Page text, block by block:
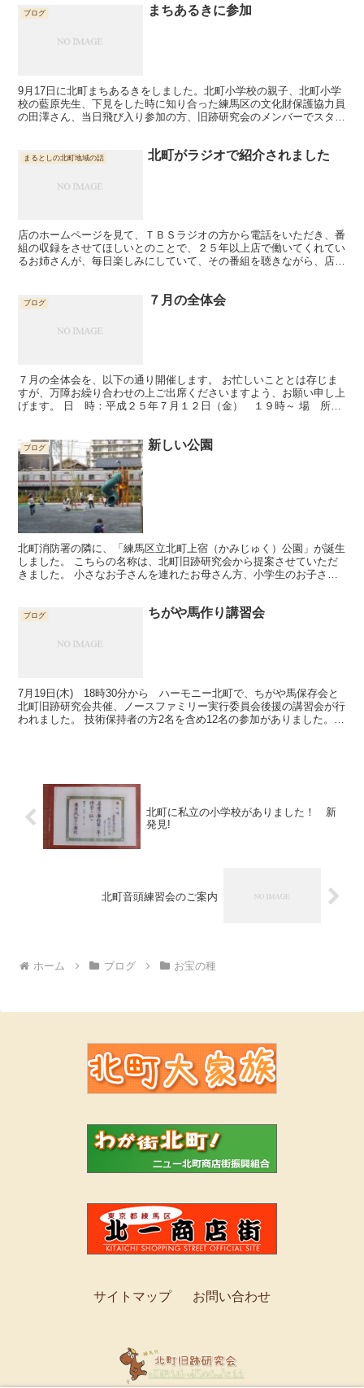
ブログ まちあるきに参加
9月17日に北町まちあるきをしました。北町小学校の親子、北町小学
校の藍原先生、下見をした時に知り合った練馬区の文化財保護協力員
の田澤さん、当日飛び入り参加の方、旧跡研究会のメンバーでスター
まるとしの北町地域の話 北町がラジオで紹介されました
店のホームページを見て、ＴＢＳラジオの方から電話をいただき、番
組の収録をさせてほしいとのことで、２５年以上店で働いてくれてい
るお姉さんが、毎日楽しみにしていて、その番組を聴きながら、店の
ブログ ７月の全体会
７月の全体会を、以下の通り開催します。 お忙しいこととは存じま
すが、万障お繰り合わせの上ご出席くださいますよう、お願い申し上
げます。 日 時：平成２５年７月１２日（金） １９時～ 場 所：
ブログ 新しい公園
北町消防署の隣に、「練馬区立北町上宿（かみじゅく）公園」が誕生
しました。 こちらの名称は、北町旧跡研究会から提案させていただ
きました。 小さなお子さんを連れたお母さん方、小学生のお子さん
ブログ ちがや馬作り講習会
7月19日(木) 18時30分から ハーモニー北町で、ちがや馬保存会と
北町旧跡研究会共催、ノースファミリー実行委員会後援の講習会が行
われました。 技術保持者の方2名を含め12名の参加がありました。今
北町に私立の小学校がありました！ 新
発見!
北町音頭練習会のご案内
ホーム ブログ お宝の種
サイトマップ お問い合わせ